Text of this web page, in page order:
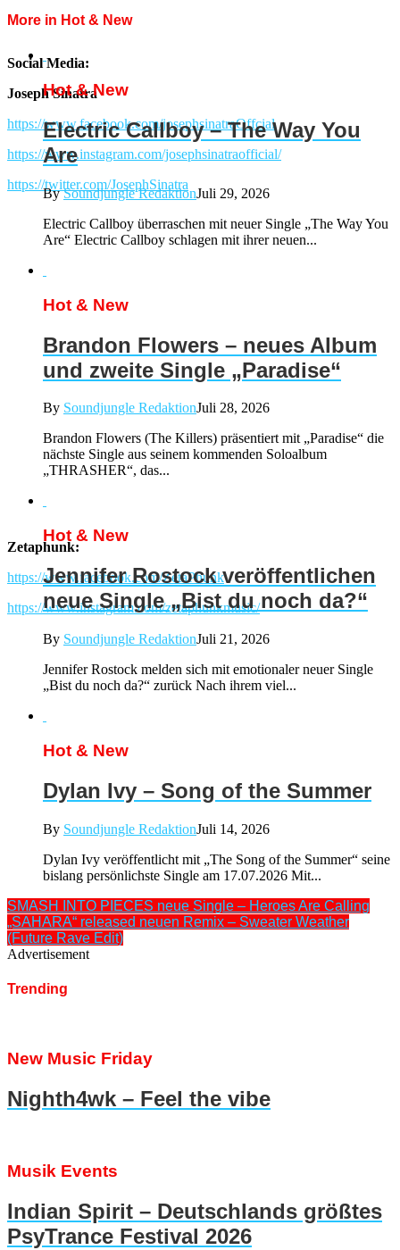
Social Media:
Joseph Sinatra
https://www.facebook.com/josephsinatraOffcial
https://www.instagram.com/josephsinatraofficial/
https://twitter.com/JosephSinatra
Zetaphunk:
https://www.facebook.com/ZetaPhunk
https://www.instagram.com/zetaphunkmusic/
More in Hot & New
Hot & New
Electric Callboy – The Way You
Are
BySoundjungle RedaktionJuli 29, 2026
Electric Callboy überraschen mit neuer Single „The Way You
Are“ Electric Callboy schlagen mit ihrer neuen...
Hot & New
Brandon Flowers – neues Album
und zweite Single „Paradise“
By Soundjungle RedaktionJuli 28, 2026
Brandon Flowers (The Killers) präsentiert mit „Paradise“ die
nächste Single aus seinem kommenden Soloalbum
„THRASHER“, das...
Hot & New
Jennifer Rostock veröffentlichen
neue Single „Bist du noch da?“
By Soundjungle RedaktionJuli 21, 2026
Jennifer Rostock melden sich mit emotionaler neuer Single
„Bist du noch da?“ zurück Nach ihrem viel...
Hot & New
Dylan Ivy – Song of the Summer
By Soundjungle RedaktionJuli 14, 2026
Dylan Ivy veröffentlicht mit „The Song of the Summer“ seine
bislang persönlichste Single am 17.07.2026 Mit...
SMASH INTO PIECES neue Single – Heroes Are Calling
„SAHARA“ released neuen Remix – Sweater Weather
(Future Rave Edit)
Advertisement
Trending
New Music Friday
Nighth4wk – Feel the vibe
Musik Events
Indian Spirit – Deutschlands größtes
PsyTrance Festival 2026